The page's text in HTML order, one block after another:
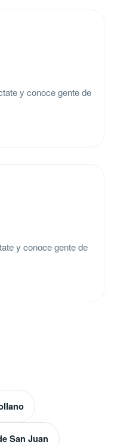
y conoce gente de
y conoce gente de
San Juan